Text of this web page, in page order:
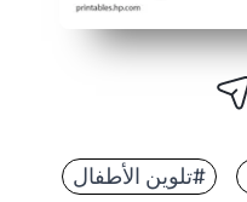
#تلوين الأطفال